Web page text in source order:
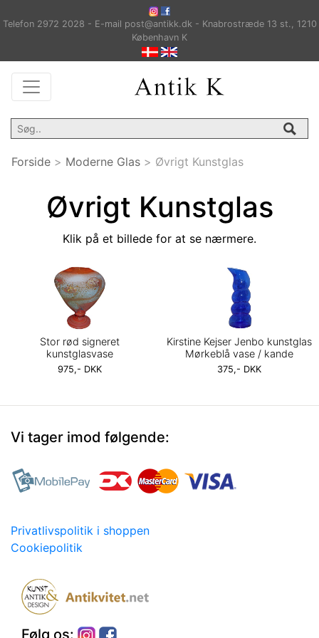
Telefon 2972 2028 - E-mail post@antikk.dk - Knabrostræde 13 st., 1210
København K
Forside > Moderne Glas > Øvrigt Kunstglas
Øvrigt Kunstglas
Klik på et billede for at se nærmere.
Stor rød signeret
kunstglasvase
975,- DKK
Kirstine Kejser Jenbo kunstglas
Mørkeblå vase / kande
375,- DKK
Vi tager imod følgende:
Privatlivspolitik i shoppen
Cookiepolitik
Følg os: